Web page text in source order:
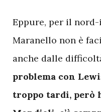
Eppure, per il
Maranello non è
anche dalle
problema con
troppo tardi, però